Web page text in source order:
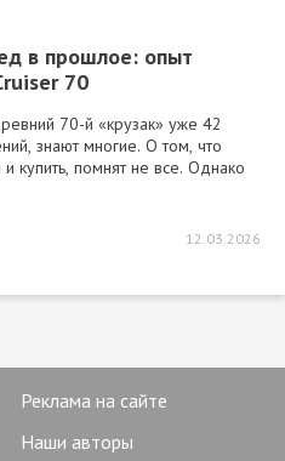
в прошлое: опыт
70
70-й «крузак» уже 42
знают многие. О том, что
и купить, помнят не все. Однако
12.03.2026
Реклама на сайте
Наши авторы